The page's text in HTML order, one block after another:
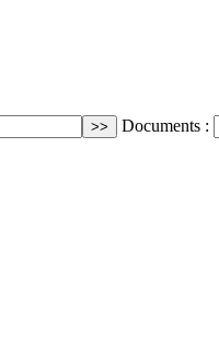
Documents :